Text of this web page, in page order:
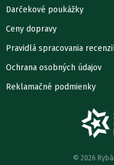
Darčekové poukážky
Ceny dopravy
Pravidlá spracovania
Ochrana osobných údajov
Reklamačné podmienky
© 2026